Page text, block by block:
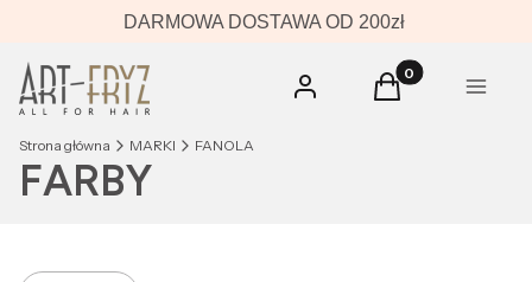
DARMOWA DOSTAWA OD 200zł
Zaloguj się Produkty w
Koszyk Menu
Strona główna MARKI FANOLA
FARBY